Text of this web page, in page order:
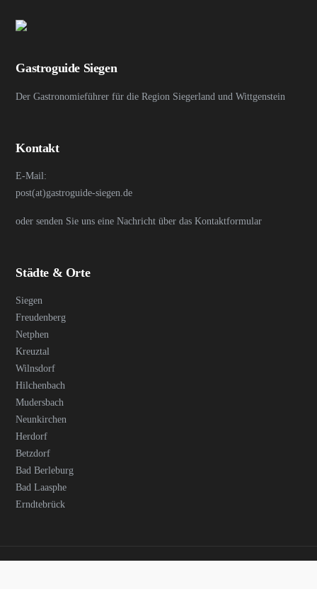
Gastroguide Siegen
Der Gastronomieführer für die Region Siegerland und Wittgenstein
Kontakt
E-Mail:
post(at)gastroguide-siegen.de
oder senden Sie uns eine Nachricht über das Kontaktformular
Städte & Orte
Siegen
Freudenberg
Netphen
Kreuztal
Wilnsdorf
Hilchenbach
Mudersbach
Neunkirchen
Herdorf
Betzdorf
Bad Berleburg
Bad Laasphe
Erndtebrück